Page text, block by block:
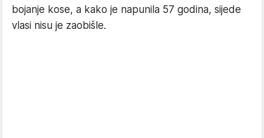
bojanje kose, a kako je napunila 57 godina, sijede
vlasi nisu je zaobišle.